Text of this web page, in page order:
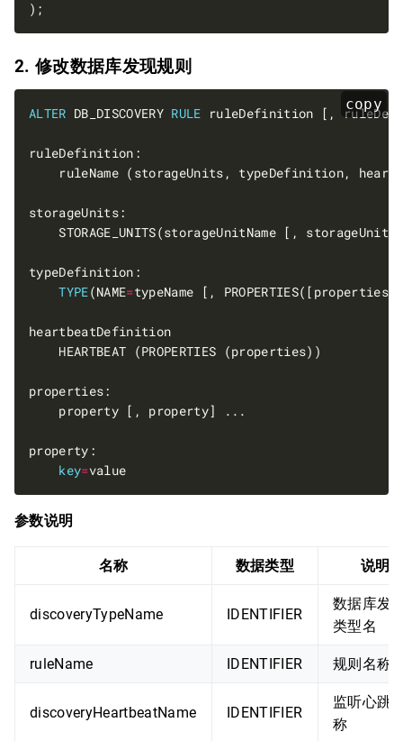
2. 修改数据库发现规则
copy
ALTER DB_DISCOVERY RULE
TYPE(NAME=
key=
参数说明
名称 数据类型 说明
discoveryTypeName IDENTIFIER
数据库发
类型名
ruleName IDENTIFIER 规则名称
discoveryHeartbeatName IDENTIFIER
监听心跳
称